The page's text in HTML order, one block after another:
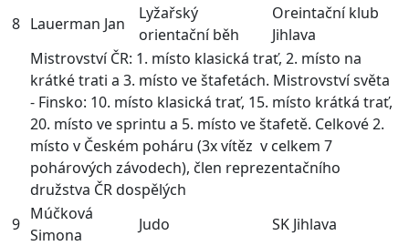
8 Lauerman Jan
Lyžařský
orientační běh
Oreintační klub
Jihlava
Mistrovství ČR: 1. místo klasická trať, 2. místo na
krátké trati a 3. místo ve štafetách. Mistrovství světa
- Finsko: 10. místo klasická trať, 15. místo krátká trať,
20. místo ve sprintu a 5. místo ve štafetě. Celkové 2.
místo v Českém poháru (3x vítěz v celkem 7
pohárových závodech), člen reprezentačního
družstva ČR dospělých
9
Múčková
Simona
Judo
SK Jihlava